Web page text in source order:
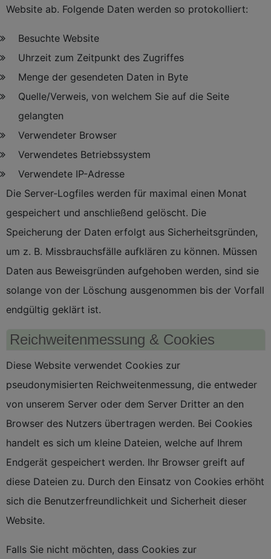
Website ab. Folgende Daten werden so protokolliert:
Besuchte Website
Uhrzeit zum Zeitpunkt des Zugriffes
Menge der gesendeten Daten in Byte
Quelle/Verweis, von welchem Sie auf die Seite
gelangten
Verwendeter Browser
Verwendetes Betriebssystem
Verwendete IP-Adresse
Die Server-Logfiles werden für maximal einen Monat
gespeichert und anschließend gelöscht. Die
Speicherung der Daten erfolgt aus Sicherheitsgründen,
um z. B. Missbrauchsfälle aufklären zu können. Müssen
Daten aus Beweisgründen aufgehoben werden, sind sie
solange von der Löschung ausgenommen bis der Vorfall
endgültig geklärt ist.
Reichweitenmessung & Cookies
Diese Website verwendet Cookies zur
pseudonymisierten Reichweitenmessung, die entweder
von unserem Server oder dem Server Dritter an den
Browser des Nutzers übertragen werden. Bei Cookies
handelt es sich um kleine Dateien, welche auf Ihrem
Endgerät gespeichert werden. Ihr Browser greift auf
diese Dateien zu. Durch den Einsatz von Cookies erhöht
sich die Benutzerfreundlichkeit und Sicherheit dieser
Website.
Falls Sie nicht möchten, dass Cookies zur